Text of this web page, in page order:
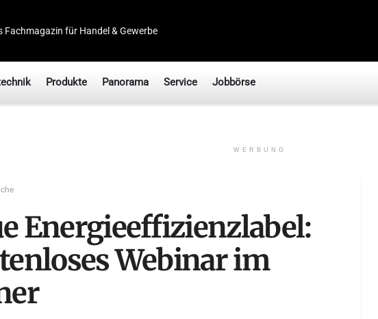
Fachmagazin für Handel & Gewerbe
Produkte Panorama Service Jobbörse
WERBUNG
Energieeffizienzlabel:
Webinar im